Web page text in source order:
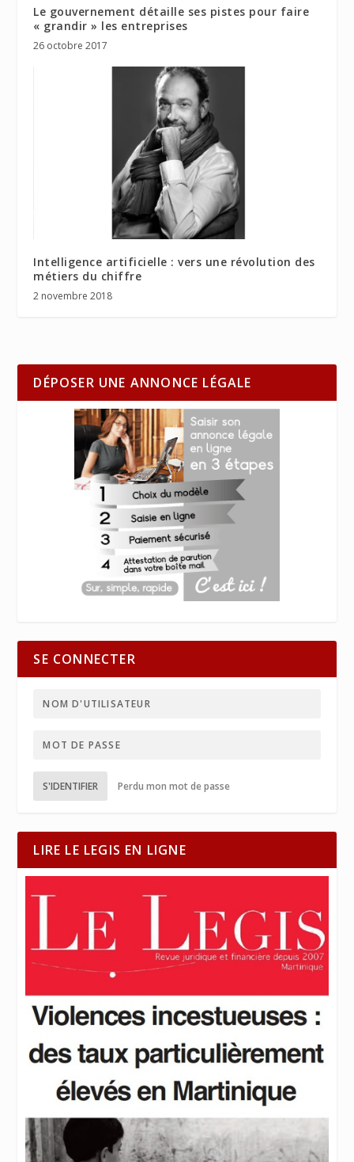
Le gouvernement détaille ses pistes pour faire
« grandir » les entreprises
26 octobre 2017
Intelligence artificielle : vers une révolution des
métiers du chiffre
2 novembre 2018
DÉPOSER UNE ANNONCE LÉGALE
SE CONNECTER
S'IDENTIFIER Perdu mon mot de passe
LIRE LE LEGIS EN LIGNE